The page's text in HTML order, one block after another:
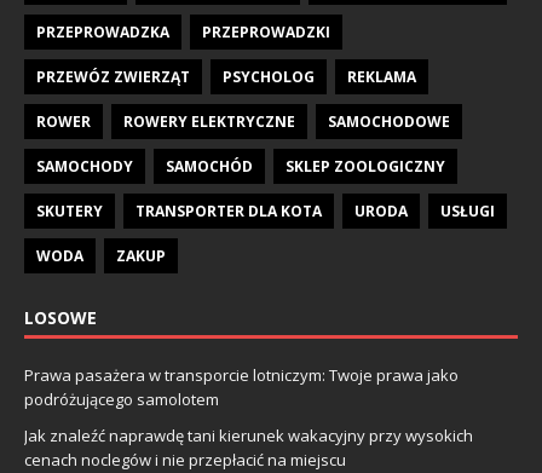
PRZEPROWADZKA PRZEPROWADZKI
PRZEWÓZ ZWIERZĄT PSYCHOLOG REKLAMA
ROWER ROWERY ELEKTRYCZNE SAMOCHODOWE
SAMOCHODY SAMOCHÓD SKLEP ZOOLOGICZNY
SKUTERY TRANSPORTER DLA KOTA URODA USŁUGI
WODA ZAKUP
LOSOWE
Prawa pasażera w transporcie lotniczym: Twoje prawa jako
podróżującego samolotem
Jak znaleźć naprawdę tani kierunek wakacyjny przy wysokich
cenach noclegów i nie przepłacić na miejscu